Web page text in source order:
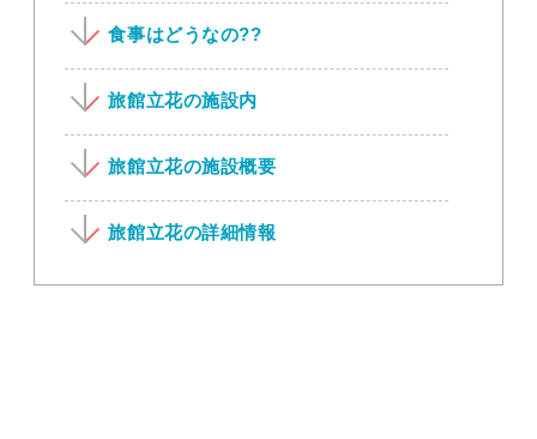
食事はどうなの??
旅館立花の施設内
旅館立花の施設概要
旅館立花の詳細情報